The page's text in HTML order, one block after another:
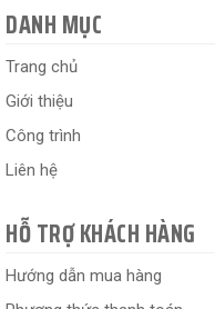
DANH MỤC
Trang chủ
Giới thiệu
Công trình
Liên hệ
HỖ TRỢ KHÁCH HÀNG
Hướng dẫn mua hàng